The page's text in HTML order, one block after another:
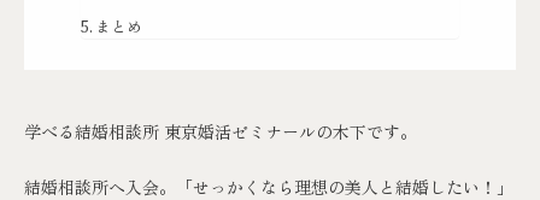
まとめ
学べる結婚相談所 東京婚活ゼミナールの木下です。
結婚相談所へ入会。「せっかくなら理想の美人と結婚したい！」